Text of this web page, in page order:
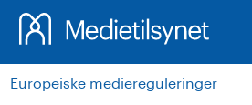
Europeiske mediereguleringer